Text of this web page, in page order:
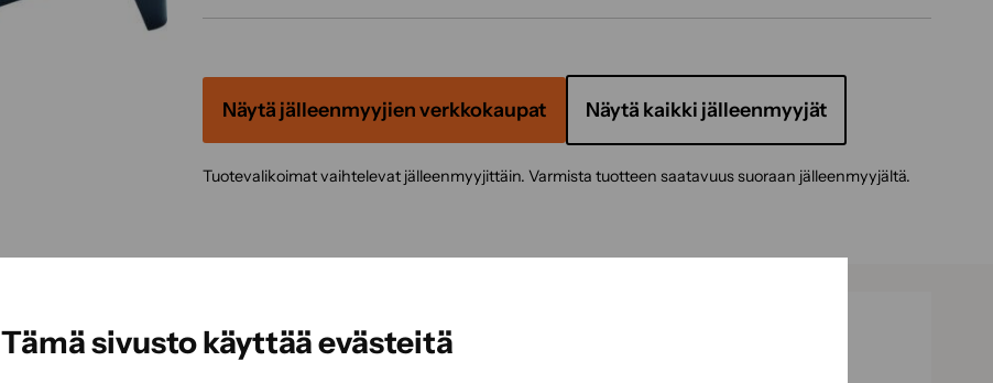
Tämä sivusto käyttää evästeitä
Näytä jälleenmyyjien verkkokaupat Näytä kaikki jälleenmyyjät
Tuotevalikoimat vaihtelevat jälleenmyyjittäin. Varmista tuotteen saatavuus suoraan jälleenmyyjältä.